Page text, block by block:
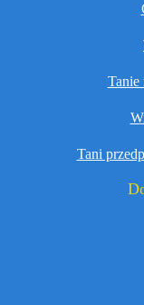
Tanie
Tani